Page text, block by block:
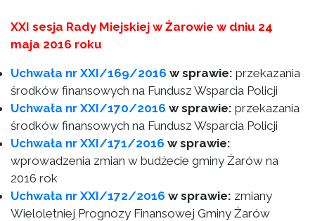
XXI sesja Rady Miejskiej w Żarowie w dniu 24
maja 2016 roku
Uchwała nr XXI/169/2016 w sprawie: przekazania
środków finansowych na Fundusz Wsparcia Policji
Uchwała nr XXI/170/2016 w sprawie: przekazania
środków finansowych na Fundusz Wsparcia Policji
Uchwała nr XXI/171/2016 w sprawie:
wprowadzenia zmian w budżecie gminy Żarów na
2016 rok
Uchwała nr XXI/172/2016 w sprawie: zmiany
Wieloletniej Prognozy Finansowej Gminy Żarów